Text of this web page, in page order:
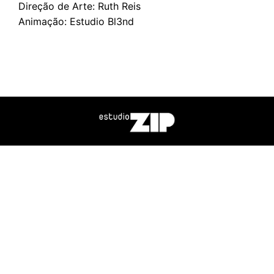
Direção de Arte: Ruth Reis
Animação: Estudio Bl3nd